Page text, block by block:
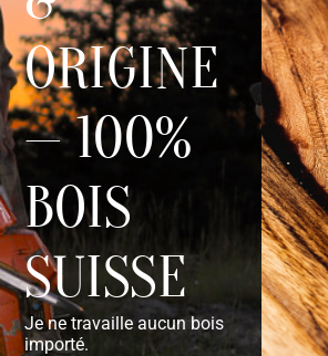
ORIGINE
— 100%
BOIS
SUISSE
Je ne travaille aucun bois
importé.